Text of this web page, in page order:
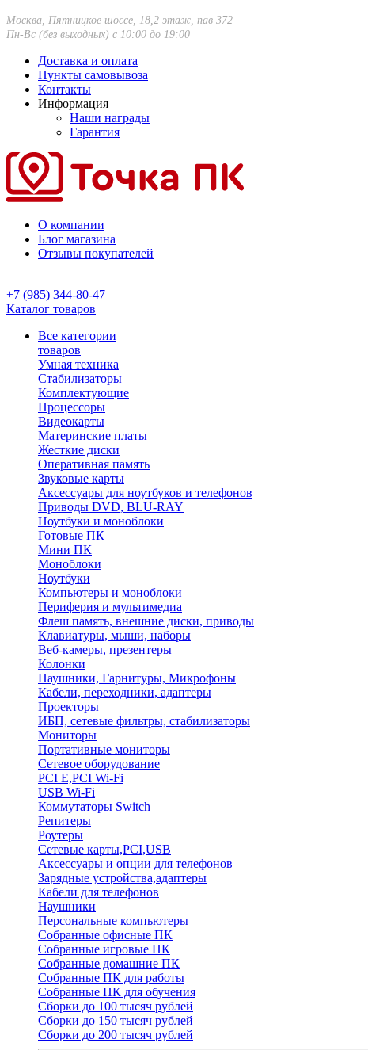
Москва, Пятницкое шоссе, 18,2 этаж, пав 372
Пн-Вс (без выходных) с 10:00 до 19:00
Доставка и оплата
Пункты самовывоза
Контакты
Информация
Наши награды
Гарантия
О компании
Блог магазина
Отзывы покупателей
+7 (985) 344-80-47
Каталог товаров
Все категории
товаров
Умная техника
Стабилизаторы
Комплектующие
Процессоры
Видеокарты
Материнские платы
Жесткие диски
Оперативная память
Звуковые карты
Аксессуары для ноутбуков и телефонов
Приводы DVD, BLU-RAY
Ноутбуки и моноблоки
Готовые ПК
Мини ПК
Моноблоки
Ноутбуки
Компьютеры и моноблоки
Периферия и мультимедиа
Флеш память, внешние диски, приводы
Клавиатуры, мыши, наборы
Веб-камеры, презентеры
Колонки
Наушники, Гарнитуры, Микрофоны
Кабели, переходники, адаптеры
Проекторы
ИБП, сетевые фильтры, стабилизаторы
Мониторы
Портативные мониторы
Сетевое оборудование
PCI E,PCI Wi-Fi
USB Wi-Fi
Коммутаторы Switch
Репитеры
Роутеры
Сетевые карты,PCI,USB
Аксессуары и опции для телефонов
Зарядные устройства,адаптеры
Кабели для телефонов
Наушники
Персональные компьютеры
Собранные офисные ПК
Собранные игровые ПК
Собранные домашние ПК
Собранные ПК для работы
Собранные ПК для обучения
Сборки до 100 тысяч рублей
Сборки до 150 тысяч рублей
Сборки до 200 тысяч рублей